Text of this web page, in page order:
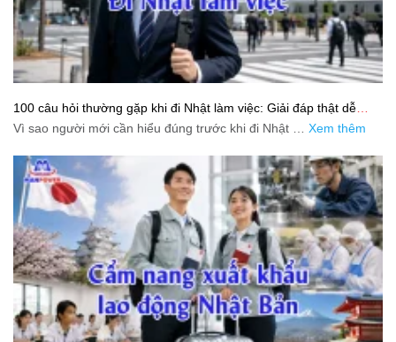
100 câu hỏi thường gặp khi đi Nhật làm việc: Giải đáp thật dễ
hiểu cho người mới bắt đầu
Vì sao người mới cần hiểu đúng trước khi đi Nhật … Xem thêm